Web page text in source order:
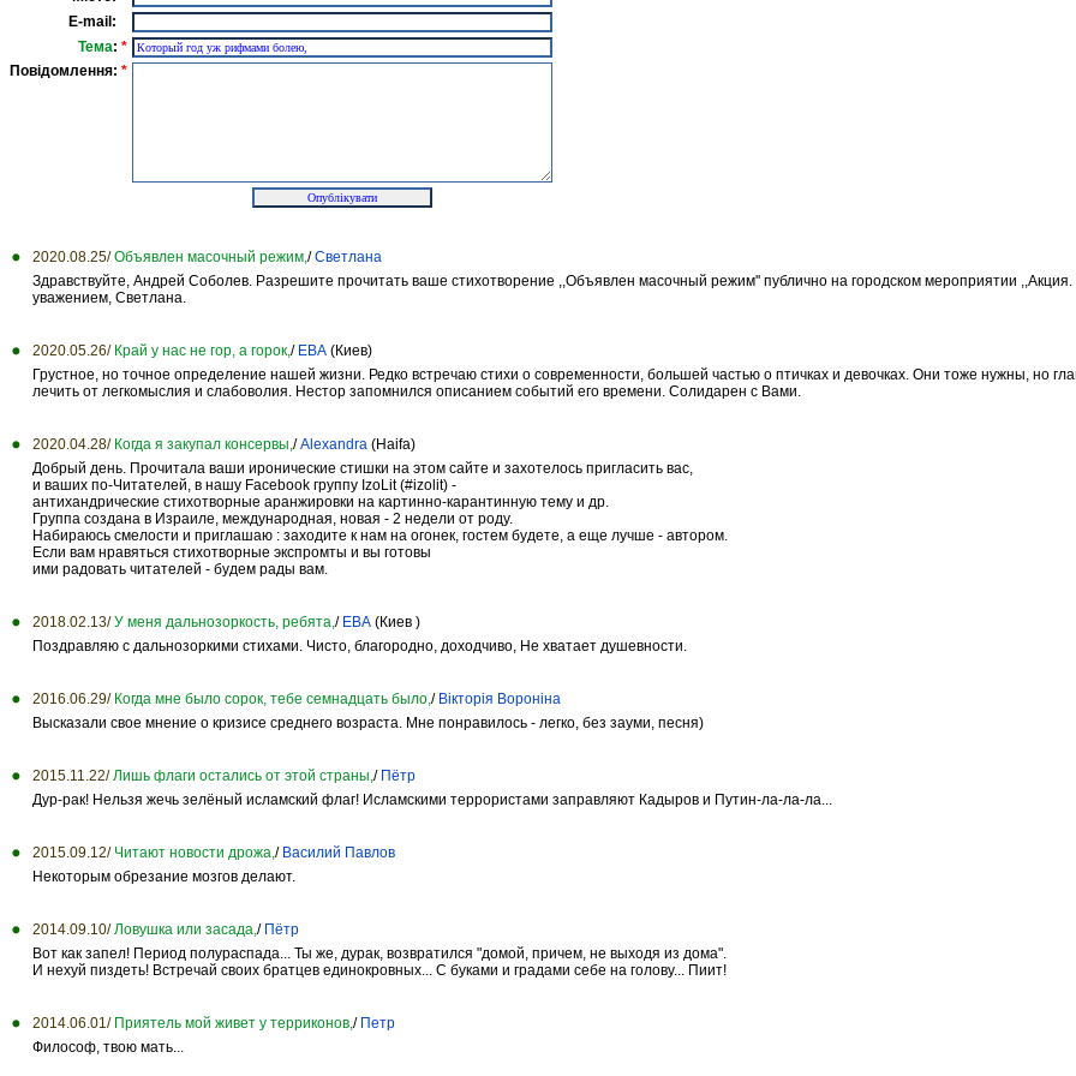
E-mail:
Тема: *
Повідомлення: *
2020.08.25/ Объявлен масочный режим,/Светлана
Здравствуйте, Андрей Соболев. Разрешите прочитать ваше стихотворение ,,Объявлен масочный режим'' публично на городском мероприятии
уважением, Светлана.
2020.05.26/ Край у нас не гор, а горок,/ ЕВА (Киев)
Грустное, но точное определение нашей жизни. Редко встречаю стихи о современности, большей частью о птичках и девочках. Они тоже нужны, но
лечить от легкомыслия и слабоволия. Нестор запомнился описанием событий его времени. Солидарен с Вами.
2020.04.28/ Когда я закупал консервы,/Alexandra (Haifa)
Добрый день. Прочитала ваши иронические стишки на этом сайте и захотелось пригласить вас,
и ваших по-Читателей, в нашу Facebook группу IzoLit (#izolit) -
антихандрические стихотворные аранжировки на картинно-карантинную тему и др.
Группа создана в Израиле, международная, новая - 2 недели от роду.
Набираюсь смелости и приглашаю : заходите к нам на огонек, гостем будете, а еще лучше - автором.
Если вам нравяться стихотворные экспромты и вы готовы
ими радовать читателей - будем рады вам.
2018.02.13/ У меня дальнозоркость, ребята,/ ЕВА (Киев )
Поздравляю с дальнозоркими стихами. Чисто, благородно, доходчиво, Не хватает душевности.
2016.06.29/ Когда мне было сорок, тебе семнадцать было,/ Вікторія Вороніна
Высказали свое мнение о кризисе среднего возраста. Мне понравилось - легко, без зауми, песня)
2015.11.22/ Лишь флаги остались от этой страны,/ Пётр
Дур-рак! Нельзя жечь зелёный исламский флаг! Исламскими террористами заправляют Кадыров и Путин-ла-ла-ла...
2015.09.12/ Читают новости дрожа,/ Василий Павлов
Некоторым обрезание мозгов делают.
2014.09.10/ Ловушка или засада,/ Пётр
Вот как запел! Период полураспада... Ты же, дурак, возвратился "домой, причем, не выходя из дома".
И нехуй пиздеть! Встречай своих братцев единокровных... С буками и градами себе на голову... Пиит!
2014.06.01/ Приятель мой живет у терриконов,/ Петр
Философ, твою мать...